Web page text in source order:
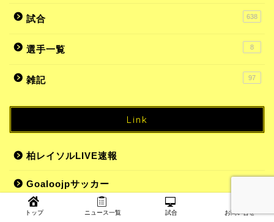
試合 638
選手一覧 8
雑記 97
Link
柏レイソルLIVE速報
Goaloojpサッカー
美味散歩
トップ ニュース一覧 試合 お問い合せ